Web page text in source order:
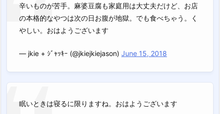
辛いものが苦手。麻婆豆腐も家庭用は大丈夫だけど、お店
の本格的なやつは次の日お腹が地獄。でも食べちゃう。く
やしい。おはようございます
— jkie + ｼﾞｬｯｷｰ (@jkiejkiejason) June 15, 2018
眠いときは寝るに限りますね。おはようございます